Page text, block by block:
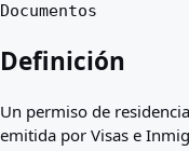
Comparación
Documentos
Definición
Un permiso de
emitida por Visas e